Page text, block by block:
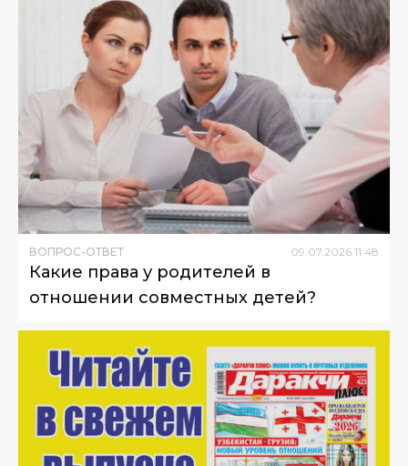
ВОПРОС-ОТВЕТ 09 07 2026 11:48
Какие права у родителей в
отношении совместных детей?